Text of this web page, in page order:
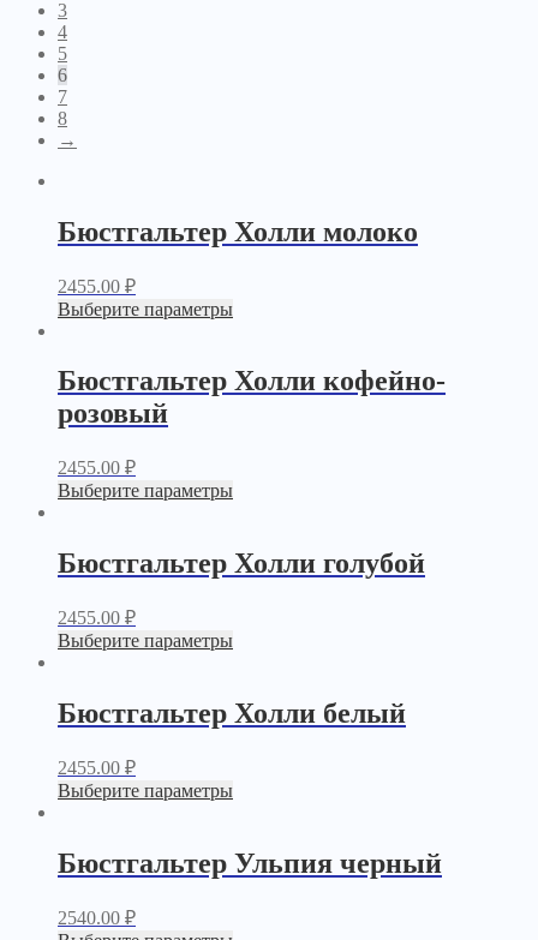
3
4
5
6
7
8
→
Бюстгальтер Холли молоко
2455.00 ₽
Выберите параметры
Бюстгальтер Холли кофейно-
розовый
2455.00 ₽
Выберите параметры
Бюстгальтер Холли голубой
2455.00 ₽
Выберите параметры
Бюстгальтер Холли белый
2455.00 ₽
Выберите параметры
Бюстгальтер Ульпия черный
2540.00 ₽